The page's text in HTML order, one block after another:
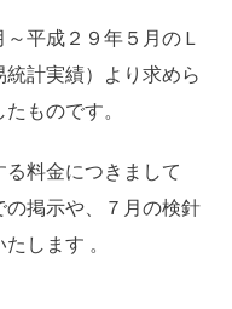
平成２９年５月のＬ
計実績）より求めら
ものです。
料金につきまして
掲示や、７月の検針
します 。